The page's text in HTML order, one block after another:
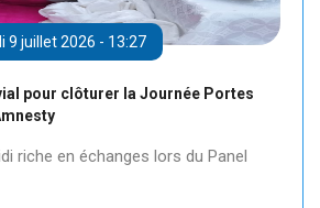
9 juillet 2026 - 13:27
pour clôturer la Journée Portes
riche en échanges lors du Panel